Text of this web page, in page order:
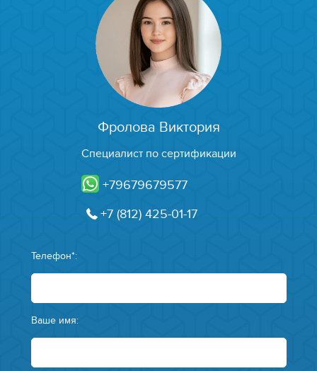
Фролова Виктория
Специалист по сертификации
+79679679577
+7 (812) 425-01-17
Телефон*:
Ваше имя: